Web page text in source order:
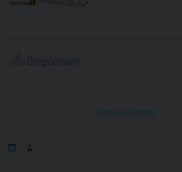
GregGiovani
H24SUPERADMIN